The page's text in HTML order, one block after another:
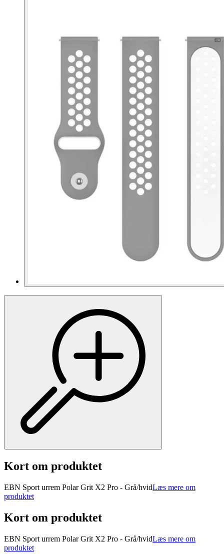
Kort om produktet
EBN Sport urrem Polar Grit X2 Pro - Grå/hvidLæs mere om
produktet
Kort om produktet
EBN Sport urrem Polar Grit X2 Pro - Grå/hvidLæs mere om
produktet